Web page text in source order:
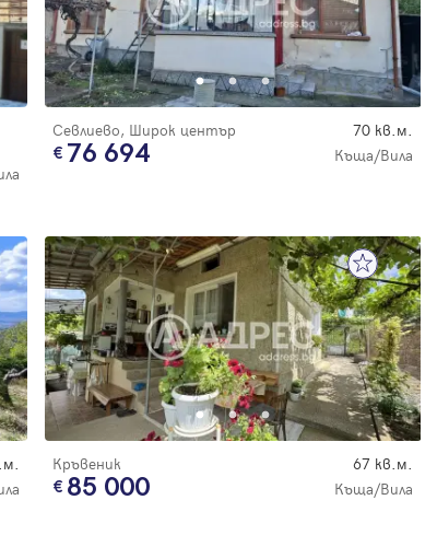
Севлиево, Широк център 70 кв.м.
76 694 Къща/Вила
Кръвеник 67 кв.м.
85 000 Къща/Вила